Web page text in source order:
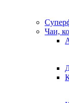
Чаи,